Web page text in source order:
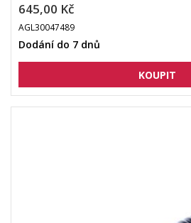
645,00 Kč
AGL30047489
Dodání do 7 dnů